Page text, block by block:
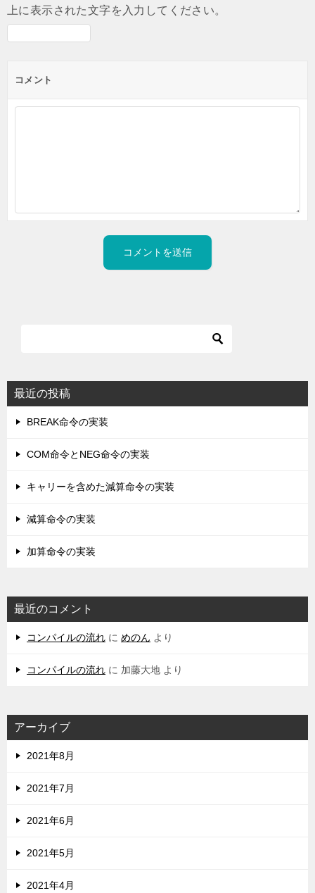
上に表示された文字を入力してください。
コメント
最近の投稿
BREAK命令の実装
COM命令とNEG命令の実装
キャリーを含めた減算命令の実装
減算命令の実装
加算命令の実装
最近のコメント
コンパイルの流れ に めのん より
コンパイルの流れ に 加藤大地 より
アーカイブ
2021年8月
2021年7月
2021年6月
2021年5月
2021年4月